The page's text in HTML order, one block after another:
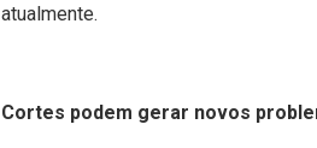
atualmente.
Cortes podem gerar novos